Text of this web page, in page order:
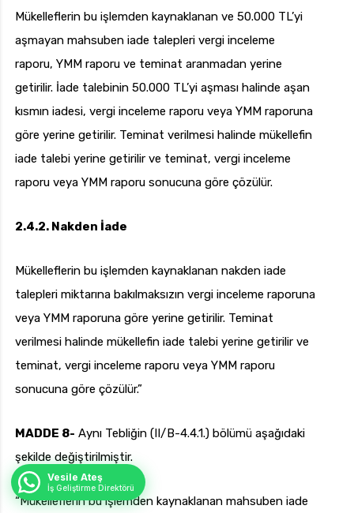
Mükelleflerin bu işlemden kaynaklanan ve 50.000 TL’yi
aşmayan mahsuben iade talepleri vergi inceleme
raporu, YMM raporu ve teminat aranmadan yerine
getirilir. İade talebinin 50.000 TL’yi aşması halinde aşan
kısmın iadesi, vergi inceleme raporu veya YMM raporuna
göre yerine getirilir. Teminat verilmesi halinde mükellefin
iade talebi yerine getirilir ve teminat, vergi inceleme
raporu veya YMM raporu sonucuna göre çözülür.
2.4.2. Nakden İade
Mükelleflerin bu işlemden kaynaklanan nakden iade
talepleri miktarına bakılmaksızın vergi inceleme raporuna
veya YMM raporuna göre yerine getirilir. Teminat
verilmesi halinde mükellefin iade talebi yerine getirilir ve
teminat, vergi inceleme raporu veya YMM raporu
sonucuna göre çözülür.”
MADDE 8- Aynı Tebliğin (II/B-4.4.1.) bölümü aşağıdaki
şekilde değiştirilmiştir.
“Mükelleflerin bu işlemden kaynaklanan mahsuben iade
Vesile Ateş
İş Geliştirme Direktörü